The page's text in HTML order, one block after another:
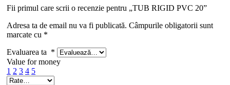
Fii primul care scrii o recenzie pentru „TUB RIGID PVC 20”
Adresa ta de email nu va fi publicată. Câmpurile obligatorii sunt
marcate cu *
Evaluarea ta *
Value for money
1 2 3 4 5